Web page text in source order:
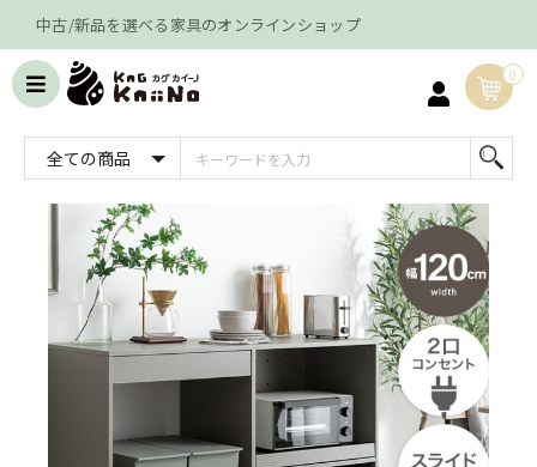
中古/新品を選べる家具のオンラインショップ
0